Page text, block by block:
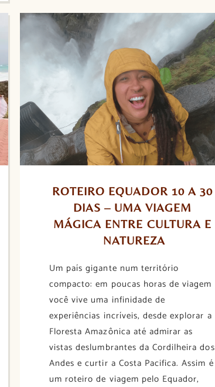
ROTEIRO EQUADOR 10 A 30
DIAS – UMA VIAGEM
MÁGICA ENTRE CULTURA E
NATUREZA
Um país gigante num território
compacto: em poucas horas de viagem
você vive uma infinidade de
experiências incríveis, desde explorar a
Floresta Amazônica até admirar as
vistas deslumbrantes da Cordilheira dos
Andes e curtir a Costa Pacifica. Assim é
um roteiro de viagem pelo Equador,